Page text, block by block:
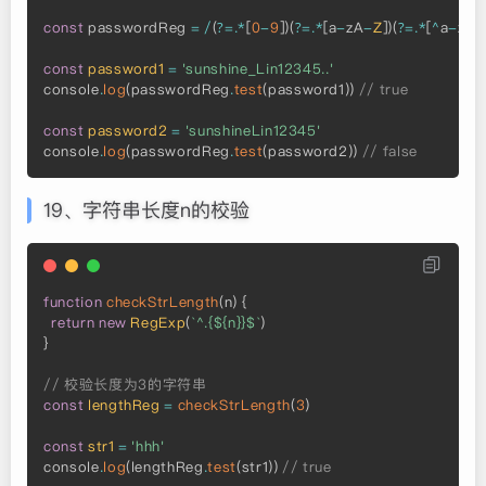
const passwordReg = /(?=.*[0-9])(?=.*[a-zA-Z])(?=.*[^a-zA
const password1 = 'sunshine_Lin12345..'
console.log(passwordReg.test(password1)) // true
const password2 = 'sunshineLin12345'
console.log(passwordReg.test(password2)) // false
19、字符串长度n的校验
function checkStrLength(n) {
return new RegExp(`^.{${n}}$`)
}
// 校验长度为3的字符串
const lengthReg = checkStrLength(3)
const str1 = 'hhh'
console.log(lengthReg.test(str1)) // true